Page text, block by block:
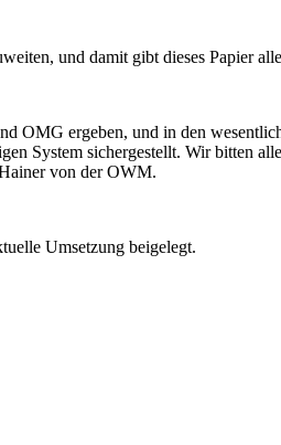
und damit gibt dieses Papier
OMG ergeben, und in den
System sichergestellt. Wir bitten
von der OWM.
Umsetzung beigelegt.